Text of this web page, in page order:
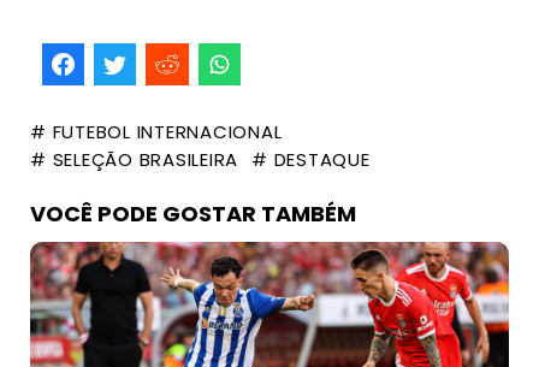
# FUTEBOL INTERNACIONAL
# SELEÇÃO BRASILEIRA
# DESTAQUE
VOCÊ PODE GOSTAR TAMBÉM